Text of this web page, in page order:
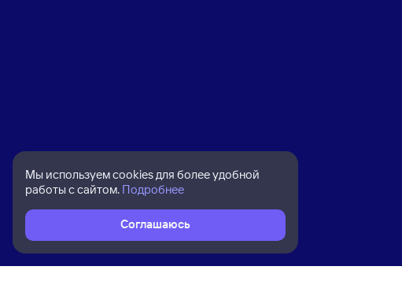
Мы используем cookies для более удобной
работы с сайтом. Подробнее
Соглашаюсь